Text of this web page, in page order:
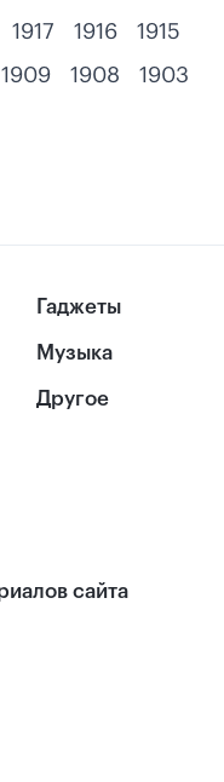
1917 1916
1915
1909 1908
1903
Гаджеты
Музыка
Другое
сайта